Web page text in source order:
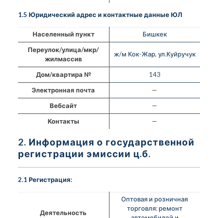
1.5 Юридический адрес и контактные данные ЮЛ
Населенный пункт
Бишкек
Переулок/улица/мкр/
жилмассив
ж/м Кок-Жар, ул.Куйручук
Дом/квартира №
143
Электронная почта
—
Вебсайт
—
Контакты
—
2. Информация о государственной
регистрации эмиссии ц.б.
2.1 Регистрация:
Деятельность
Оптовая и розничная
торговля: ремонт